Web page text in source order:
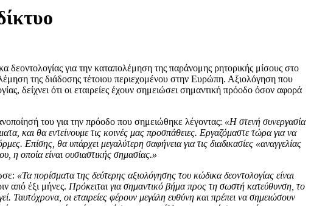
για την καταπολέμηση της παράνομης ρητορικής μίσους στο
της διάδοσης τέτοιου περιεχομένου στην Ευρώπη. Αξιολόγηση που
δείχνει ότι οι εταιρείες έχουν σημειώσει σημαντική πρόοδο όσον αφορά
του για την πρόοδο που σημειώθηκε λέγοντας: «Η στενή συνεργασία
και θα εντείνουμε τις κοινές μας προσπάθειες. Εργαζόμαστε τώρα για να
Επίσης, θα υπάρχει μεγαλύτερη σαφήνεια για τις διαδικασίες «αναγγελίας
η οποία είναι ουσιαστικής σημασίας.»
«Τα πορίσματα της δεύτερης αξιολόγησης του κώδικα δεοντολογίας είναι
από έξι μήνες. Πρόκειται για σημαντικό βήμα προς τη σωστή κατεύθυνση, το
Ταυτόχρονα, οι εταιρείες φέρουν μεγάλη ευθύνη και πρέπει να σημειώσουν